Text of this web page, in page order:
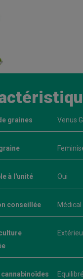
graines Venus
à l'unité Oui
conseillée Médical